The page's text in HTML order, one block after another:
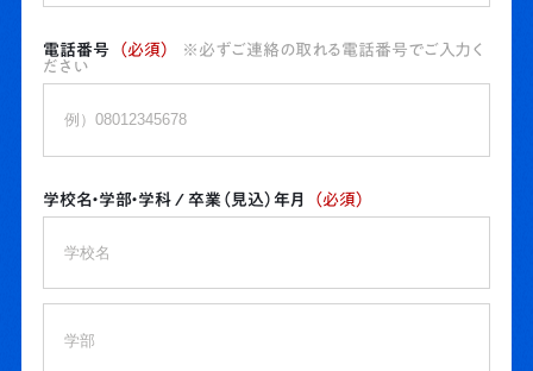
電話番号 （必須）
※必ずご連絡の取れる電話番号でご入力く
ださい
学校名・学部・学科 / 卒業（見込）年月 （必須）